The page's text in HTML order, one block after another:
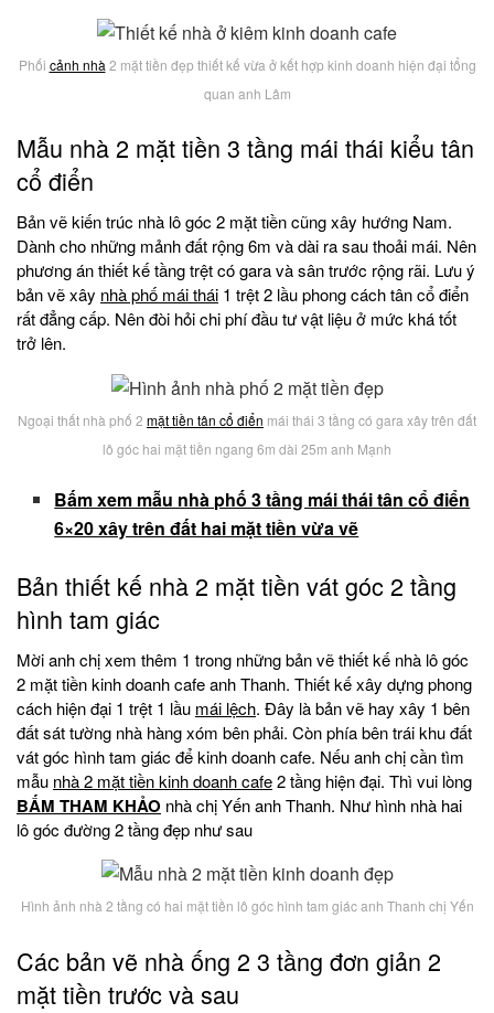
Phối cảnh nhà 2 mặt tiền đẹp thiết kế vừa ở kết hợp kinh doanh hiện đại tổng
quan anh Lâm
Mẫu nhà 2 mặt tiền 3 tầng mái thái kiểu tân
cổ điển
Bản vẽ kiến trúc nhà lô góc 2 mặt tiền cũng xây hướng Nam.
Dành cho những mảnh đất rộng 6m và dài ra sau thoải mái. Nên
phương án thiết kế tầng trệt có gara và sân trước rộng rãi. Lưu ý
bản vẽ xây nhà phố mái thái 1 trệt 2 lầu phong cách tân cổ điển
rất đẳng cấp. Nên đòi hỏi chi phí đầu tư vật liệu ở mức khá tốt
trở lên.
Ngoại thất nhà phố 2 mặt tiền tân cổ điển mái thái 3 tầng có gara xây trên đất
lô góc hai mặt tiền ngang 6m dài 25m anh Mạnh
Bấm xem mẫu nhà phố 3 tầng mái thái tân cổ điển
6×20 xây trên đất hai mặt tiền vừa vẽ
Bản thiết kế nhà 2 mặt tiền vát góc 2 tầng
hình tam giác
Mời anh chị xem thêm 1 trong những bản vẽ thiết kế nhà lô góc
2 mặt tiền kinh doanh cafe anh Thanh. Thiết kế xây dựng phong
cách hiện đại 1 trệt 1 lầu mái lệch. Đây là bản vẽ hay xây 1 bên
đất sát tường nhà hàng xóm bên phải. Còn phía bên trái khu đất
vát góc hình tam giác để kinh doanh cafe. Nếu anh chị cần tìm
mẫu nhà 2 mặt tiền kinh doanh cafe2 tầng hiện đại. Thì vui lòng
BẤM THAM KHẢO nhà chị Yến anh Thanh. Như hình nhà hai
lô góc đường 2 tầng đẹp như sau
Hình ảnh nhà 2 tầng có hai mặt tiền lô góc hình tam giác anh Thanh chị Yến
Các bản vẽ nhà ống 2 3 tầng đơn giản 2
mặt tiền trước và sau